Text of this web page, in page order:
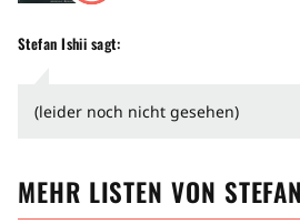
Stefan Ishii sagt:
(leider noch nicht gesehen)
MEHR LISTEN VON